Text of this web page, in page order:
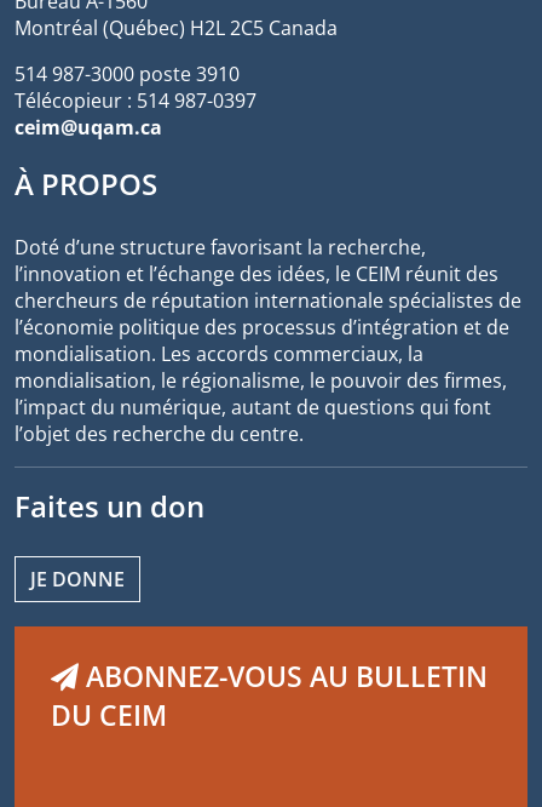
Montréal (Québec) H2L 2C5 Canada
514 987-3000 poste 3910
Télécopieur : 514 987-0397
ceim@uqam.ca
À PROPOS
Doté d’une structure favorisant la recherche,
l’innovation et l’échange des idées, le CEIM réunit des
chercheurs de réputation internationale spécialistes de
l’économie politique des processus d’intégration et de
mondialisation. Les accords commerciaux, la
mondialisation, le régionalisme, le pouvoir des firmes,
l’impact du numérique, autant de questions qui font
l’objet des recherche du centre.
Faites un don
JE DONNE
ABONNEZ-VOUS AU BULLETIN
DU CEIM